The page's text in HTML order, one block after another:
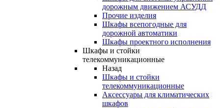
дорожным движением АСУДД
Прочие изделия
Шкафы всепогодные для
дорожной автоматики
Шкафы проектного исполнения
Шкафы и стойки
телекоммуникационные
Назад
Шкафы и стойки
телекоммуникационные
Аксессуары для климатических
шкафов